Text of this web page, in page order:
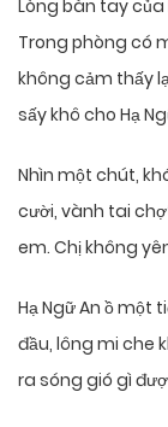
Lòng bàn tay
Trong phòng có
không cảm thấy
sấy khô cho Hạ
Nhìn một chút,
cười, vành tai
em. Chị không
Hạ Ngữ An ồ một
đầu, lông mi che
ra sóng gió gì